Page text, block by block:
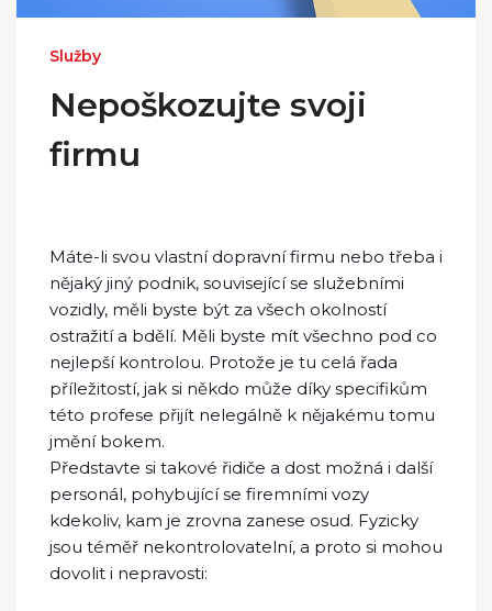
Služby
Nepoškozujte svoji
firmu
Máte-li svou vlastní dopravní firmu nebo třeba i
nějaký jiný podnik, související se služebními
vozidly, měli byste být za všech okolností
ostražití a bdělí. Měli byste mít všechno pod co
nejlepší kontrolou. Protože je tu celá řada
příležitostí, jak si někdo může díky specifikům
této profese přijít nelegálně k nějakému tomu
jmění bokem.
Představte si takové řidiče a dost možná i další
personál, pohybující se firemními vozy
kdekoliv, kam je zrovna zanese osud. Fyzicky
jsou téměř nekontrolovatelní, a proto si mohou
dovolit i nepravosti: